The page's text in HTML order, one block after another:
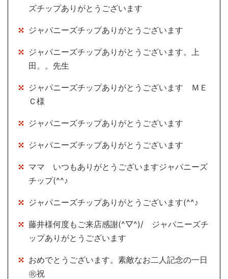
ズチップありがとうございます
ジャパニーズチップありがとうございます
ジャパニーズチップありがとうございます。上
田。。先生
ジャパニーズチップありがとうございます ＭＥ
Ｃ様
ジャパニーズチップありがとうございます
ジャパニーズチップありがとうございます
ママ いつもありがとうございますジャパニーズ
チップ(^^♪
ジャパニーズチップありがとうございます(^^♪
藤井様何度もご来店感謝(^▽^)/ ジャパニーズチ
ップありがとうございます
おめでとうございます。素敵なお二人記念の一日
㊗祝